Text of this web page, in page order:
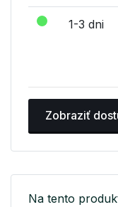
1-3 dni
Zobraziť
Na tento